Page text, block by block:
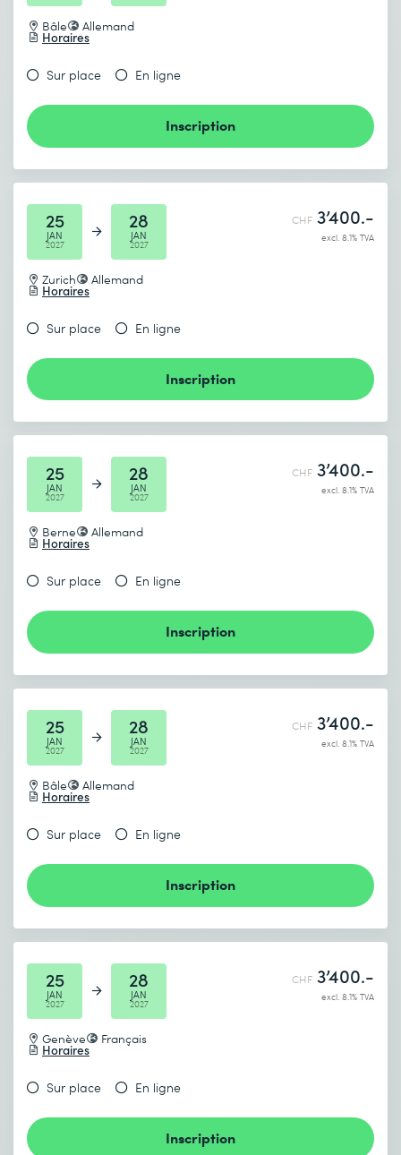
Bâle Allemand
Horaires
Sur place En ligne
Inscription
25
JAN
2027
28
JAN
2027
Zurich Allemand
Horaires
CHF 3’400.-
excl. 8.1% TVA
Sur place En ligne
Inscription
25
JAN
2027
28
JAN
2027
Berne Allemand
Horaires
CHF 3’400.-
excl. 8.1% TVA
Sur place En ligne
Inscription
25
JAN
2027
28
JAN
2027
Bâle Allemand
Horaires
CHF 3’400.-
excl. 8.1% TVA
Sur place En ligne
Inscription
25
JAN
2027
28
JAN
2027
Genève Français
Horaires
CHF 3’400.-
excl. 8.1% TVA
Sur place En ligne
Inscription